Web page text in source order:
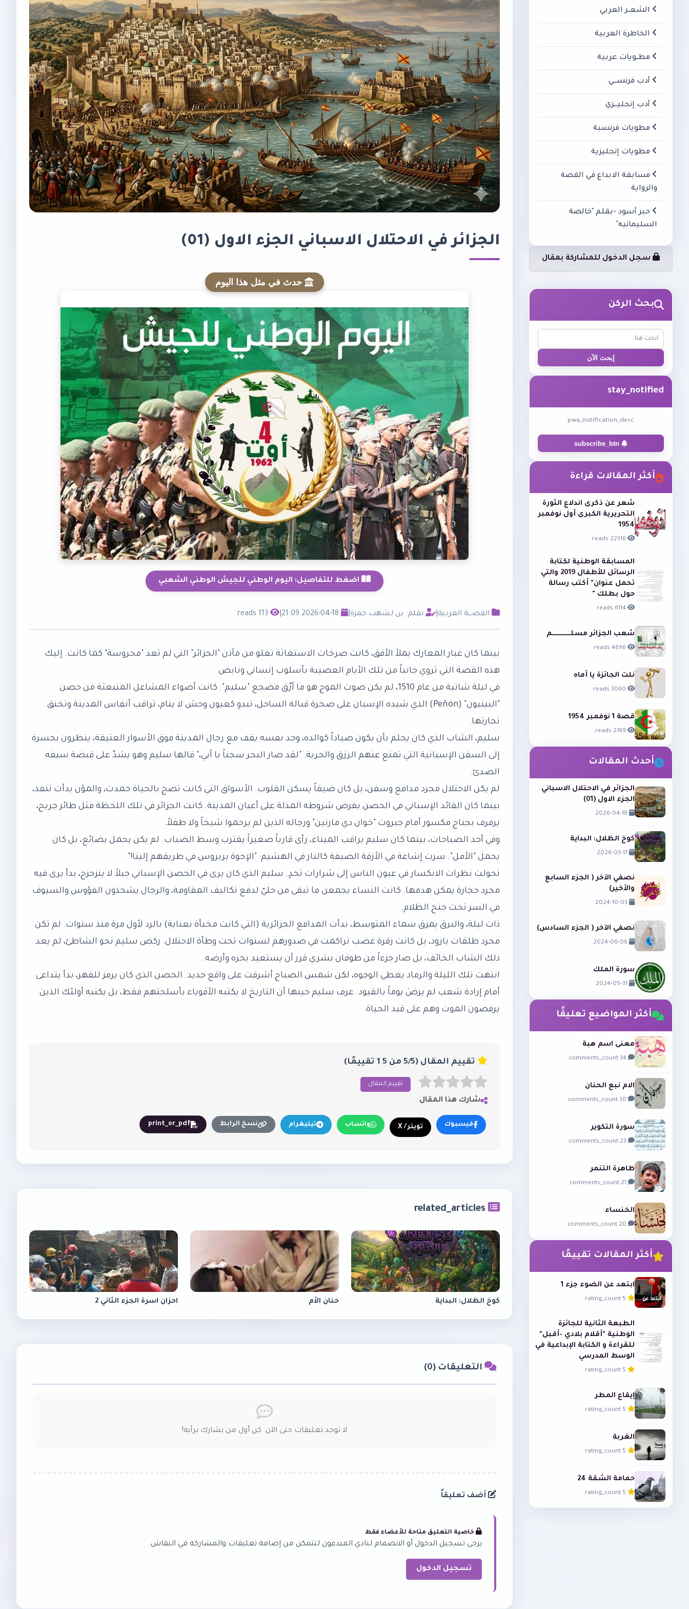
الشعــر العربي
الخاطرة العربية
مطــويات عربية
أدب فرنســـي
أدب إنجليـــزي
مطويات فرنسية
مطويات إنجليزية
مسابقة الابداع في القصة
والرواية
حبر أسود -بقلم "خالصة
السليمانيه"
سجل الدخول للمشاركة بمقال
بحث الركن
إبحث الآن
stay_notified
pwa_notification_desc
أكثر المقالات قراءة
شعر عن ذكرى اندلاع الثورة
التحريرية الكبرى أول نوفمبر
1954
المسابقة الوطنية لكتابة
الرسائل للأطفال 2019 والتي
تحمل عنوان" أكتب رسالة
حول بطلك "
شعب الجزائر مسلــــــــــــم
نلت الجائزة يا أماه
قصة 1 نوفمبر 1954
أحدث المقالات
الجزائر في الاحتلال الاسباني
الجزء الاول (01)
كوخ الظلال: البداية
نصفي الآخر ( الجزء السابع
والأخير)
نصفي الآخر ( الجزء السادس)
سورة الملك
أكثر المواضيع تعليقًا
معنى اسم هبة
الام نبع الحنان
سورة التكوير
ظاهرة التنمر
الخنساء
أكثر المقالات تقييمًا
ابتعد عن الضوء جزء 1
الطبعة الثانية للجائزة
الوطنية "أقلام بلادي -أقبل"
للقراءة و الكتابة الإبداعية في
الوسط المدرسي
إيقاع المطر
الغربة
حمامة الشقة 24
الجزائر في الاحتلال الاسباني الجزء الاول (01)
حدث في مثل هذا اليوم
اضغط للتفاصيل: اليوم الوطني للجيش الوطني الشعبي
القصـــة العربية بقلم: بن لشهب حمزة
بينما كان غبار المعارك يملأ الأفق، كانت صرخات الاستغاثة تعلو من مآذن "الجزائر" التي لم تعد "محروسة" كما كانت. إليك
هذه القصة التي تروي جانباً من تلك الأيام العصيبة بأسلوب إنساني ونابض
في ليلة شاتية من عام 1510، لم يكن صوت الموج هو ما أرّق مضجع "سليم". كانت أضواء المشاعل المنبعثة من حصن
"البينيون" (Peñón) الذي شيده الإسبان على صخرة قبالة الساحل، تبدو كعيون وحش لا ينام، تراقب أنفاس المدينة وتخنق
تجارتها.
​سليم، الشاب الذي كان يحلم بأن يكون صياداً كوالده، وجد نفسه يقف مع رجال المدينة فوق الأسوار العتيقة، ينظرون بحسرة
إلى السفن الإسبانية التي تمنع عنهم الرزق والحرية. "لقد صار البحر سجناً يا أبي،" قالها سليم وهو يشدّ على قبضة سيفه
الصدئ.
​لم يكن الاحتلال مجرد مدافع وسفن، بل كان ضيقاً يسكن القلوب. الأسواق التي كانت تضج بالحياة خمدت، والمؤن بدأت تنفد،
بينما كان القائد الإسباني في الحصن يفرض شروطه المذلة على أعيان المدينة. كانت الجزائر في تلك اللحظة مثل طائر جريح،
يرفرف بجناح مكسور أمام جبروت "خوان دي مارتين" ورجاله الذين لم يرحموا شيخاً ولا طفلاً.
​وفي أحد الصباحات، بينما كان سليم يراقب الميناء، رأى قارباً صغيراً يقترب وسط الضباب. لم يكن يحمل بضائع، بل كان
يحمل "الأمل". سرت إشاعة في الأزقة الضيقة كالنار في الهشيم: "الإخوة بربروس في طريقهم إلينا!"
​تحولت نظرات الانكسار في عيون الناس إلى شرارات تحدٍ. سليم الذي كان يرى في الحصن الإسباني جبلاً لا يتزحزح، بدأ يرى فيه
مجرد حجارة يمكن هدمها. كانت النساء يجمعن ما تبقى من حليّ لدفع تكاليف المقاومة، والرجال يشحذون الفؤوس والسيوف
في السر تحت جنح الظلام.
​ذات ليلة، والبرق يمزق سماء المتوسط، بدأت المدافع الجزائرية (التي كانت مخبأة بعناية) بالرد لأول مرة منذ سنوات. لم تكن
مجرد طلقات بارود، بل كانت زفرة غضب تراكمت في صدورهم لسنوات تحت وطأة الاحتلال. ركض سليم نحو الشاطئ، لم يعد
ذلك الشاب الخائف، بل صار جزءاً من طوفان بشري قرر أن يستعيد بحره وأرضه.
​انتهت تلك الليلة والرماد يغطي الوجوه، لكن شمس الصباح أشرقت على واقع جديد. الحصن الذي كان يرمز للقهر، بدأ يتداعى
أمام إرادة شعب لم يرضَ يوماً بالقيود. عرف سليم حينها أن التاريخ لا يكتبه الأقوياء بأسلحتهم فقط، بل يكتبه أولئك الذين
يرفضون الموت وهم على قيد الحياة.
تقييم المقال (5/5 من 5 1 تقييمًا)
تقييم المقال
شارك هذا المقال
فيسبوك تويتر / X واتساب تيليغرام نسخ الرابط print_or_pdf
كوخ الظلال: البداية حنان الأم احزان اسرة الجزء الثاني 2
التعليقات (0)
لا توجد تعليقات حتى الآن. كن أول من يشارك برأيه!
أضف تعليقاً
خاصية التعليق متاحة للأعضاء فقط
يرجى تسجيل الدخول أو الانضمام لنادي المبدعون لتتمكن من إضافة تعليقات والمشاركة في النقاش.
تسجيل الدخول